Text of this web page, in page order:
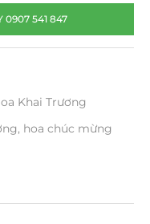
0907 541 847
Khai Trương
, hoa chúc mừng